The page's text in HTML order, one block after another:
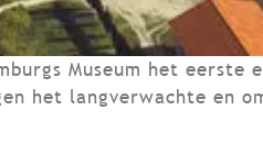
Museum het eerste
het langverwachte en